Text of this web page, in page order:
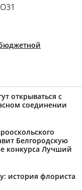
открываться с
соединении
Белгородскую
конкурса Лучший
история флориста